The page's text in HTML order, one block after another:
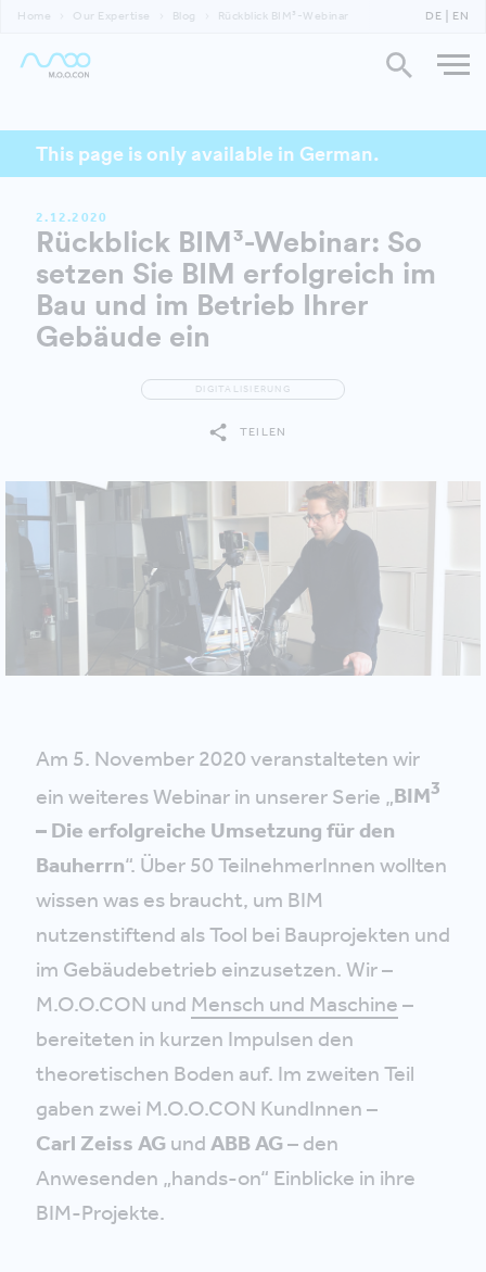
Home Our Expertise Blog Rückblick BIM³-Webinar DE EN
This page is only available in German.
2.12.2020
Rückblick BIM³-Webinar: So
setzen Sie BIM erfolgreich im
Bau und im Betrieb Ihrer
Gebäude ein
DIGITALISIERUNG
TEILEN
Am 5. November 2020 veranstalteten wir
ein weiteres Webinar in unserer Serie „BIM3
– Die erfolgreiche Umsetzung für den
Bauherrn“. Über 50 TeilnehmerInnen wollten
wissen was es braucht, um BIM
nutzenstiftend als Tool bei Bauprojekten und
im Gebäudebetrieb einzusetzen. Wir –
M.O.O.CON und Mensch und Maschine –
bereiteten in kurzen Impulsen den
theoretischen Boden auf. Im zweiten Teil
gaben zwei M.O.O.CON KundInnen –
Carl Zeiss AG und ABB AG – den
Anwesenden „hands-on“ Einblicke in ihre
BIM-Projekte.